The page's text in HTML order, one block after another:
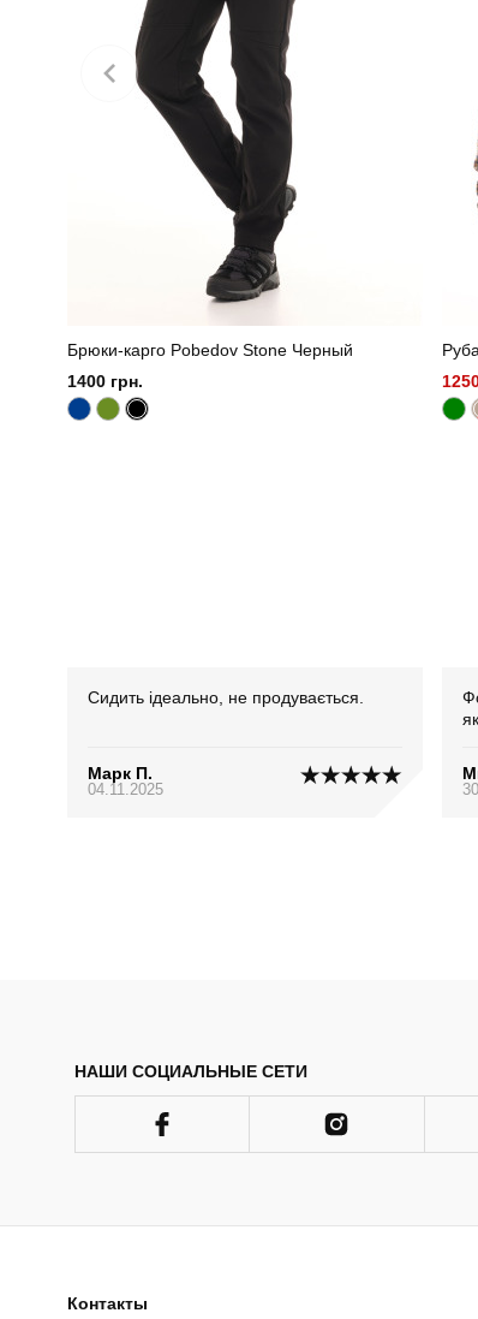
Брюки-карго Pobedov Stone Черный
1400 грн.
Сидить ідеально, не продувається.
Марк П.
04.11.2025
НАШИ СОЦИАЛЬНЫЕ СЕТИ
Контакты